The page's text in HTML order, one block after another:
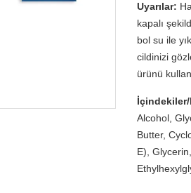
Uyarılar:
kapalı
bol su ile
cildinizi
ürünü
Alcohol,
Butter,
E),